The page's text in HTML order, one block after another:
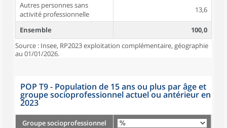
Autres personnes sans
activité professionnelle
13,6
Ensemble
100,0
Source : Insee, RP2023 exploitation complémentaire, géographie
au 01/01/2026.
POP T9 - Population de 15 ans ou plus par âge et
groupe socioprofessionnel actuel ou antérieur en
2023
Groupe socioprofessionnel